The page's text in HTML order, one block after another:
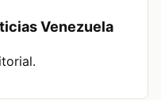
Venezuela